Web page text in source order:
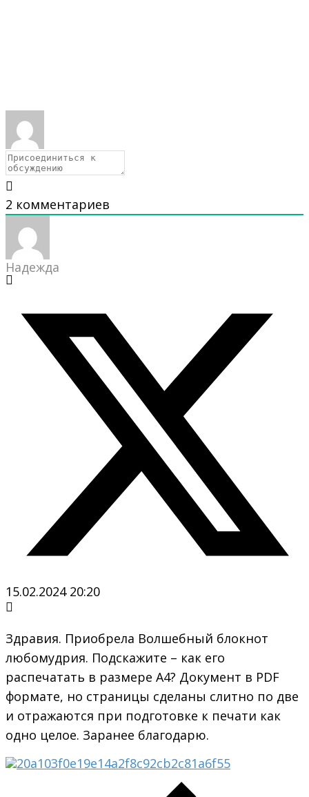
2 комментариев
Надежда
15.02.2024 20:20
Здравия. Приобрела Волшебный блокнот
любомудрия. Подскажите – как его
распечатать в размере А4? Документ в PDF
формате, но страницы сделаны слитно по две
и отражаются при подготовке к печати как
одно целое. Заранее благодарю.